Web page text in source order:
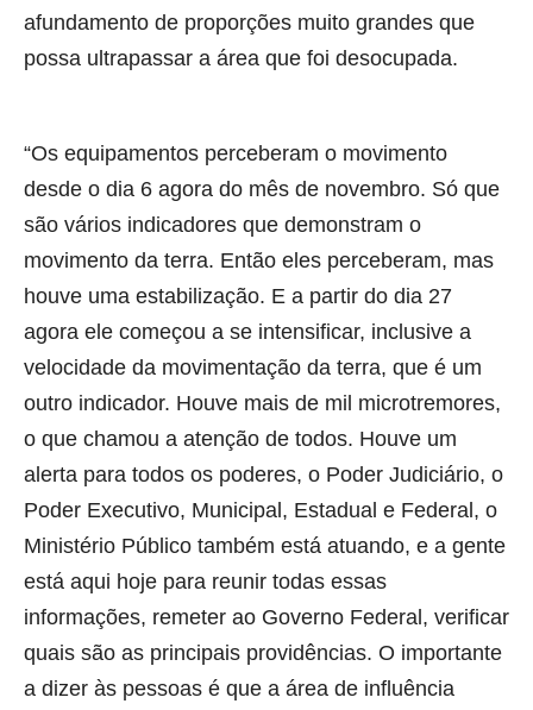
afundamento de proporções muito grandes que
possa ultrapassar a área que foi desocupada.
“Os equipamentos perceberam o movimento
desde o dia 6 agora do mês de novembro. Só que
são vários indicadores que demonstram o
movimento da terra. Então eles perceberam, mas
houve uma estabilização. E a partir do dia 27
agora ele começou a se intensificar, inclusive a
velocidade da movimentação da terra, que é um
outro indicador. Houve mais de mil microtremores,
o que chamou a atenção de todos. Houve um
alerta para todos os poderes, o Poder Judiciário, o
Poder Executivo, Municipal, Estadual e Federal, o
Ministério Público também está atuando, e a gente
está aqui hoje para reunir todas essas
informações, remeter ao Governo Federal, verificar
quais são as principais providências. O importante
a dizer às pessoas é que a área de influência